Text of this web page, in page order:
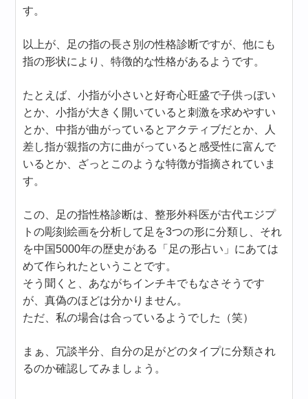
す。
以上が、足の指の長さ別の性格診断ですが、他にも
指の形状により、特徴的な性格があるようです。
たとえば、小指が小さいと好奇心旺盛で子供っぽい
とか、小指が大きく開いていると刺激を求めやすい
とか、中指が曲がっているとアクティブだとか、人
差し指が親指の方に曲がっていると感受性に富んで
いるとか、ざっとこのような特徴が指摘されていま
す。
この、足の指性格診断は、整形外科医が古代エジプ
トの彫刻絵画を分析して足を3つの形に分類し、それ
を中国5000年の歴史がある「足の形占い」にあては
めて作られたということです。
そう聞くと、あながちインチキでもなさそうです
が、真偽のほどは分かりません。
ただ、私の場合は合っているようでした（笑）
まぁ、冗談半分、自分の足がどのタイプに分類され
るのか確認してみましょう。